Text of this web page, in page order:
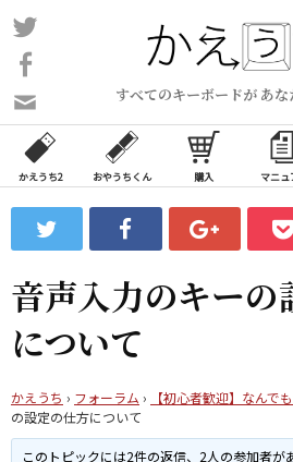
コ
ン
ン
ツ
ス
ッ
すべてのキーボードが あな
い
合
わ
フ
ォ
ム
かえうち2 おやうちくん 購入 マニュ
音声入力のキーの
について
かえうち › フォーラム › 【初心者歓迎】なんで
の設定の仕方について
このトピックには2件の返信、2人の参加者が